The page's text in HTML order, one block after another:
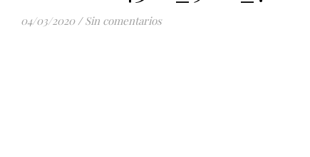
04/03/2020 / Sin comentarios